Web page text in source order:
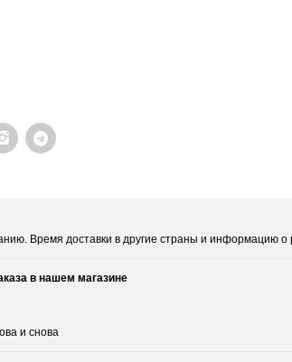
Время доставки в другие страны и информацию
в нашем магазине
и снова